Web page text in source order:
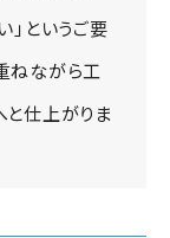
」というご要
ねながら工
と仕上がりま